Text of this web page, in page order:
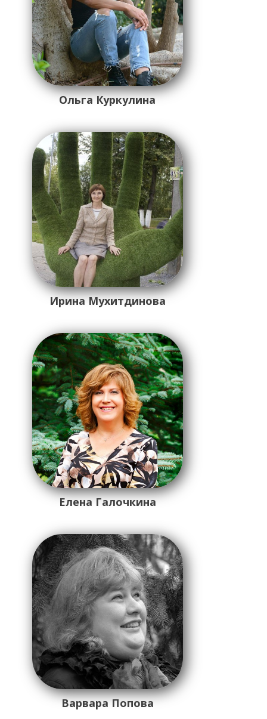
Ольга Куркулина
Ирина Мухитдинова
Елена Галочкина
Варвара Попова